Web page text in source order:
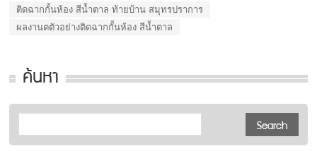
ติดฉากกั้นห้อง สีน้ำตาล ท้ายบ้าน สมุทรปราการ
ผลงานตตัวอย่างติดฉากกั้นห้อง สีน้ำตาล
ค้นหา